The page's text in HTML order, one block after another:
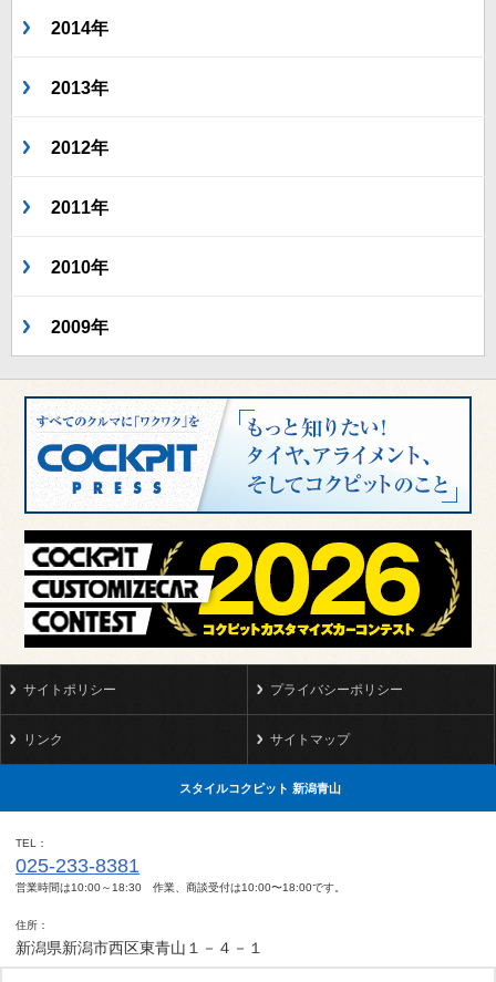
2014年
2013年
2012年
2011年
2010年
2009年
サイトポリシー プライバシーポリシー
リンク サイトマップ
スタイルコクピット 新潟青山
TEL
025-233-8381
営業時間は10:00～18:30 作業、商談受付は10:00〜18:00です。
住所
新潟県新潟市西区東青山１－４－１